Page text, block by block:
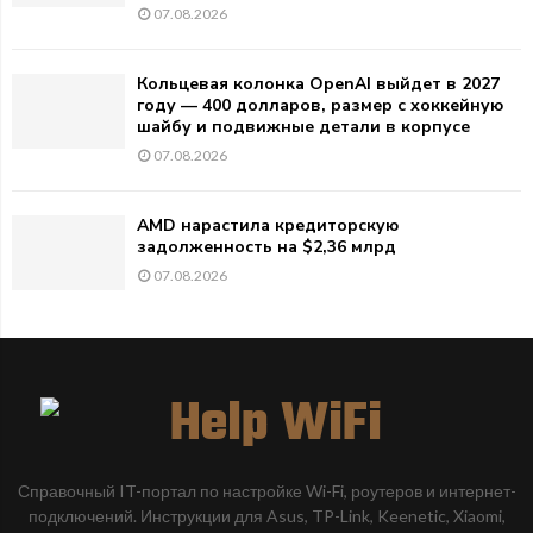
07.08.2026
Кольцевая колонка OpenAI выйдет в 2027
году — 400 долларов, размер с хоккейную
шайбу и подвижные детали в корпусе
07.08.2026
AMD нарастила кредиторскую
задолженность на $2,36 млрд
07.08.2026
Справочный IT-портал по настройке Wi-Fi, роутеров и интернет-
подключений. Инструкции для Asus, TP-Link, Keenetic, Xiaomi,